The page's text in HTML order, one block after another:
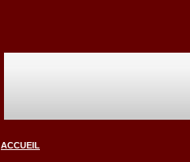
ACCUEIL